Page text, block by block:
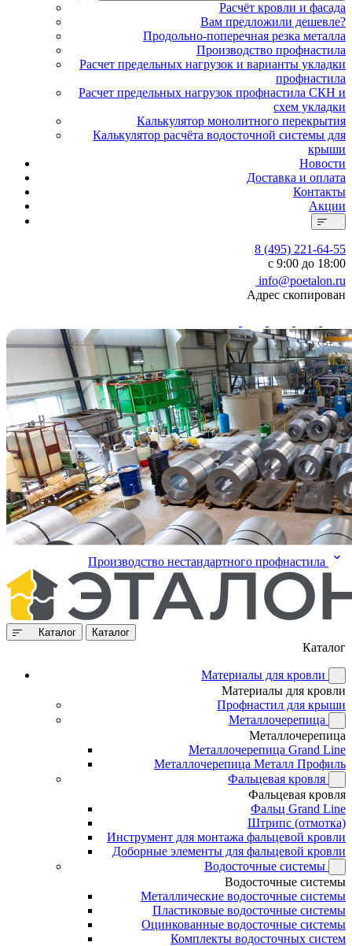
Расчёт кровли и фасада
Вам предложили дешевле?
Продольно-поперечная резка металла
Производство профнастила
Расчет предельных нагрузок и варианты укладки
профнастила
Расчет предельных нагрузок профнастила СКН и
схем укладки
Калькулятор монолитного перекрытия
Калькулятор расчёта водосточной системы для
крыши
Новости
Доставка и оплата
Контакты
Акции
8 (495) 221-64-55
с 9:00 до 18:00
info@poetalon.ru
Адрес скопирован
Производство нестандартного профнастила
Каталог Каталог
Каталог
Материалы для кровли
Материалы для кровли
Профнастил для крыши
Металлочерепица
Металлочерепица
Металлочерепица Grand Line
Металлочерепица Металл Профиль
Фальцевая кровля
Фальцевая кровля
Фальц Grand Line
Штрипс (отмотка)
Инструмент для монтажа фальцевой кровли
Доборные элементы для фальцевой кровли
Водосточные системы
Водосточные системы
Металлические водосточные системы
Пластиковые водосточные системы
Оцинкованные водосточные системы
Комплекты водосточных систем